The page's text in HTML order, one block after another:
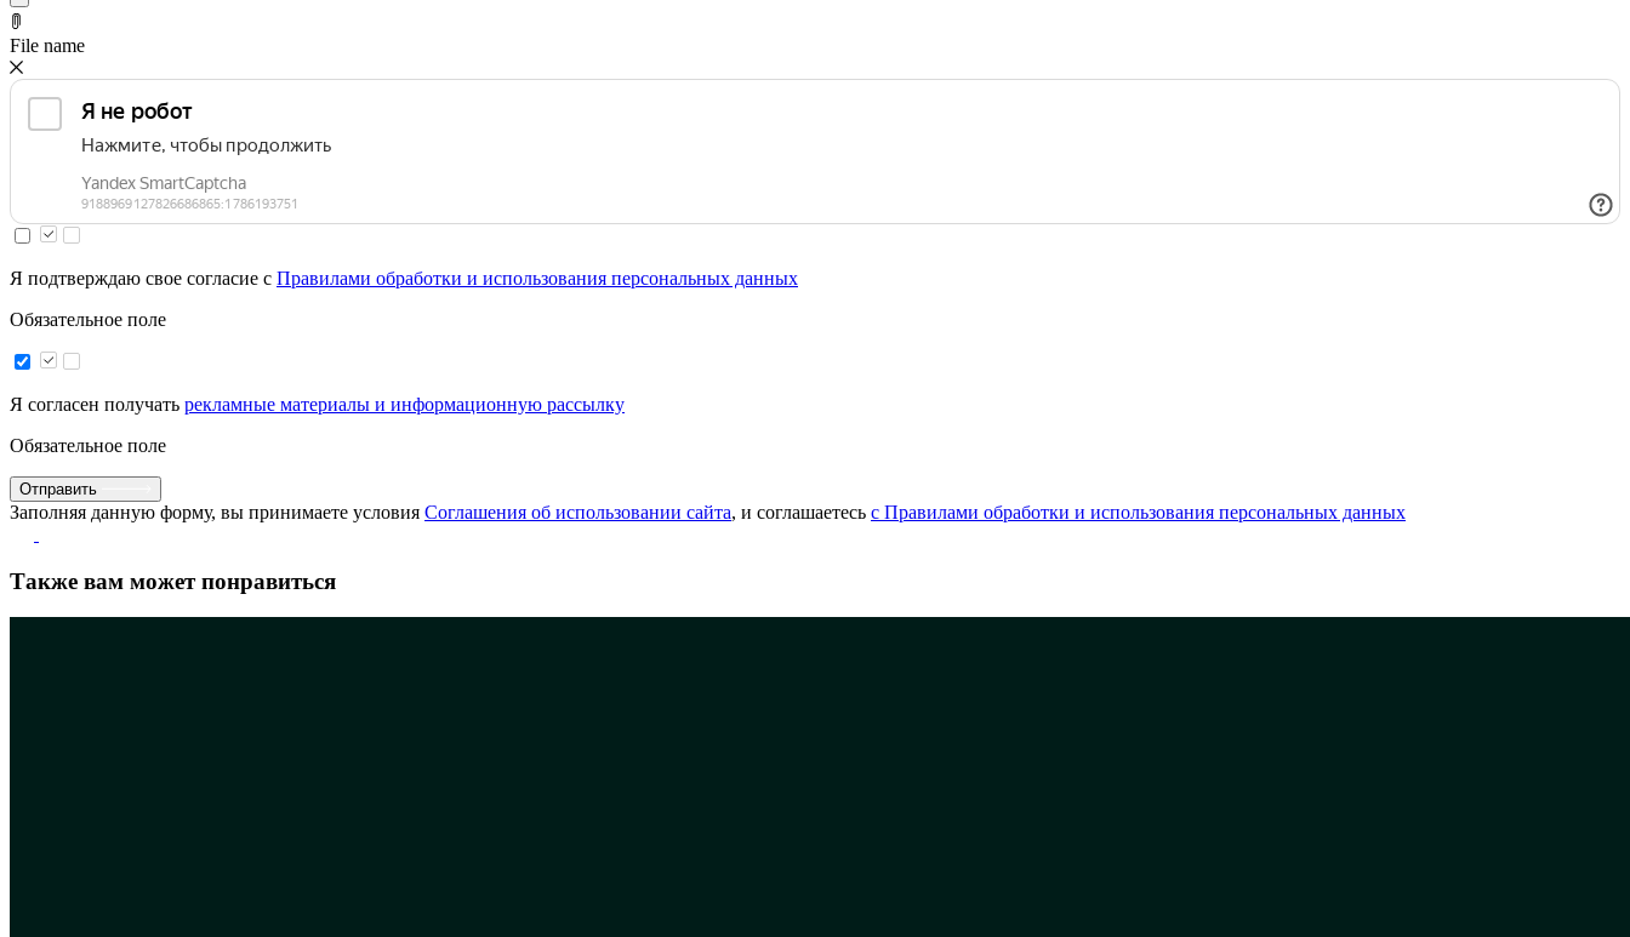
File name
Я подтверждаю свое согласие с Правилами обработки и использования персональных данных
Обязательное поле
Я согласен получать рекламные материалы и информационную рассылку
Обязательное поле
Отправить
Заполняя данную форму, вы принимаете условия Соглашения об использовании сайта, и соглашаетесь с Правилами обработки и использования персональных данных
Также вам может понравиться